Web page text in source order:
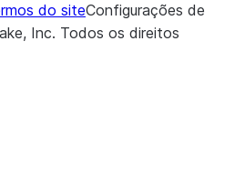
do siteConfigurações de
Inc. Todos os direitos